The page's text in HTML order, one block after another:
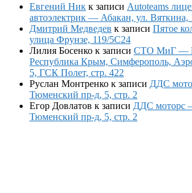
Евгений Ник к записи Autoteams
автоэлектрик — Абакан, ул.
Дмитрий Медведев к записи Пятое
улица Фрунзе, 119/5С24
Лилия Босенко к записи СТО МиГ —
Республика Крым, Симферополь,
5, ГСК Полет, стр. 422
Руслан Монтренко к записи ДДС
Тюменский пр-д, 5, стр. 2
Егор Довлатов к записи ДДС моторс
Тюменский пр-д, 5, стр. 2